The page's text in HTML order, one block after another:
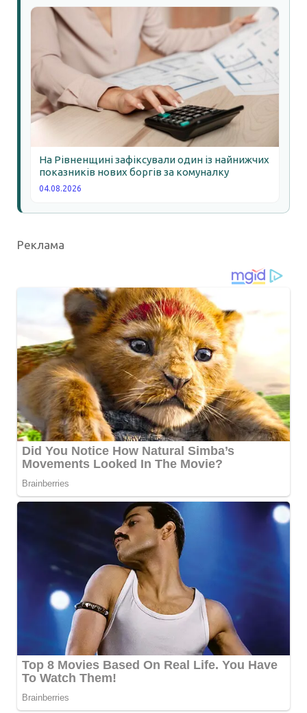
На Рівненщині зафіксували один із найнижчих
показників нових боргів за комуналку
04.08.2026
Реклама